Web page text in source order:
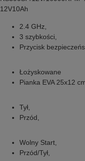
12V10Ah
2.4 GHz,
3 szybkości,
Przycisk
Łożyskowane
Pianka EVA 25x12
Tył,
Przód,
Wolny Start,
Przód/Tył,